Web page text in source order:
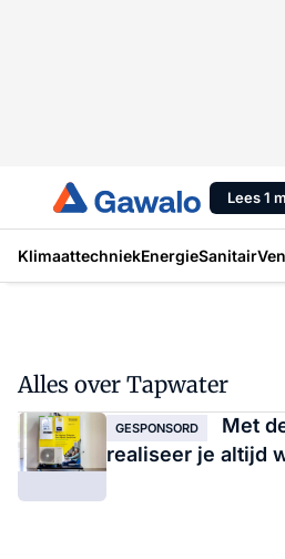
Lees 1
KlimaattechniekEnergieSanitair
Alles over Tapwater
GESPONSORD
Met
realiseer je altijd